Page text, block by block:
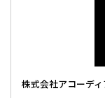
株式会社アコーデ